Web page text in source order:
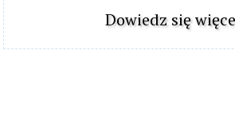
Dowiedz się